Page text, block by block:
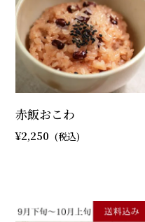
赤飯おこわ
2,250